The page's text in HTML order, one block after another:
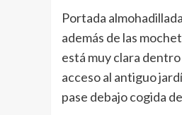
Portada
además de las
está muy clara
acceso al antiguo
pase debajo cogida